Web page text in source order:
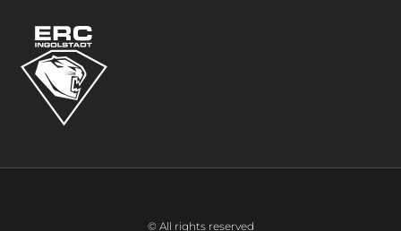
© All rights reserved